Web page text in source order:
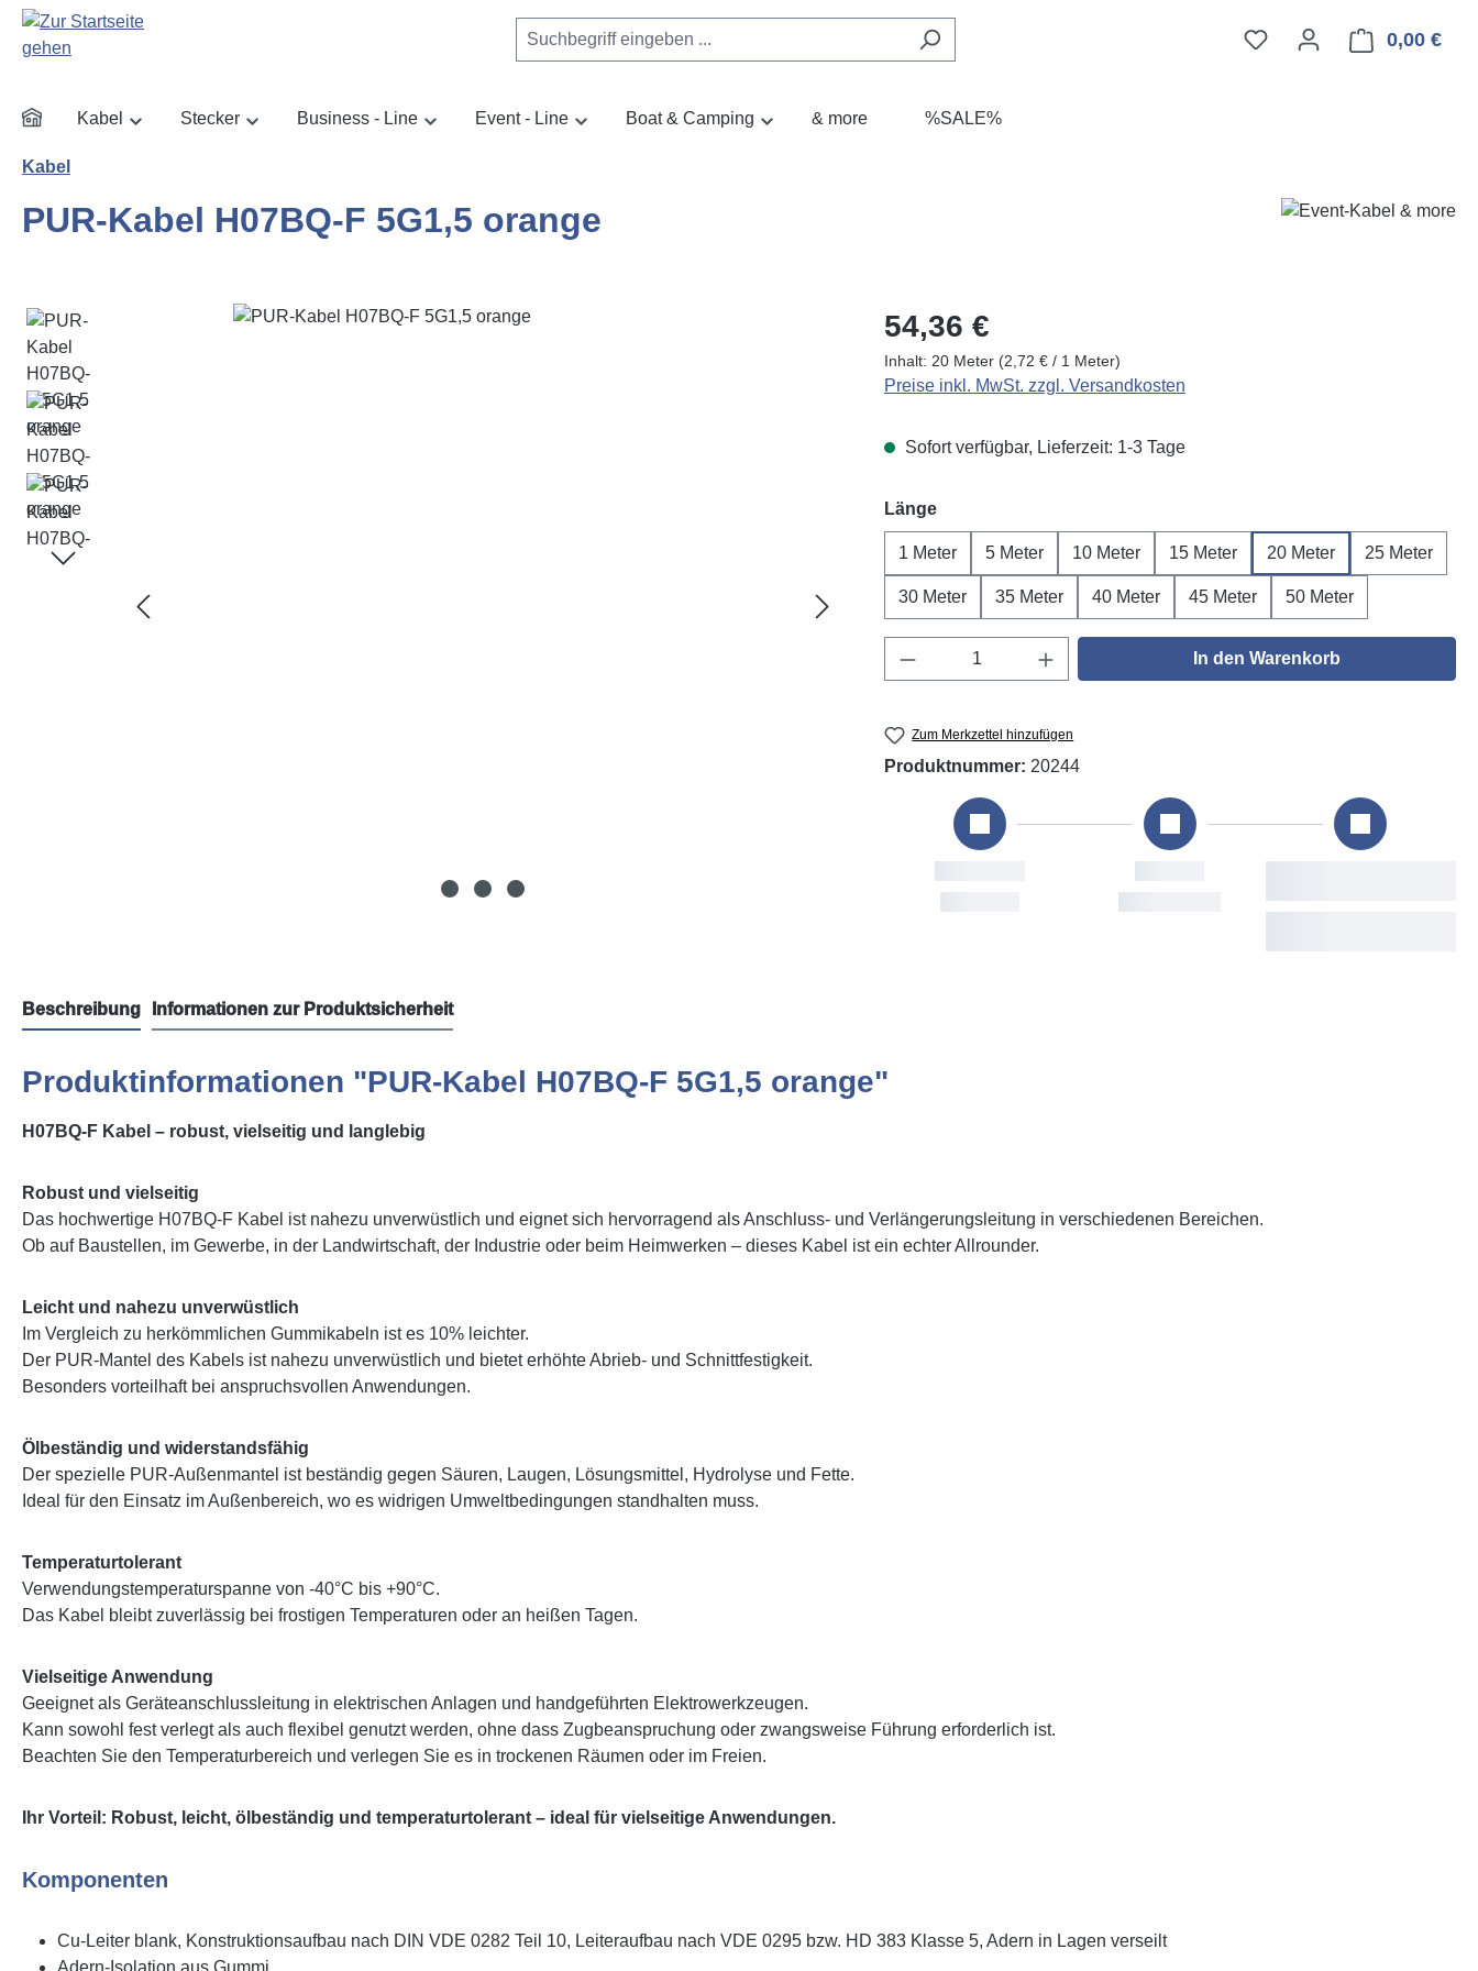
Hauptinhalt springen
Zur Suche springen
Zur Hauptnavigation springen
0,00 €
Kabel Stecker Business - Line Event - Line Boat & Camping & more %SALE%
Kabel
PUR-Kabel H07BQ-F 5G1,5 orange
Bildergalerie überspringen Regulärer Preis:
54,36 €
Inhalt: 20 Meter (2,72 € / 1 Meter)
Preise inkl. MwSt. zzgl. Versandkosten
Sofort verfügbar, Lieferzeit: 1-3 Tage
Längeauswählen
1 Meter 5 Meter 10 Meter 15 Meter 20 Meter 25 Meter
30 Meter 35 Meter 40 Meter 45 Meter 50 Meter
Produkt Anzahl: Gib den gewünschten Wert ein
In den Warenkorb
Zum Merkzettel hinzufügen
Produktnummer: 20244
Beschreibung Informationen zur Produktsicherheit
Produktinformationen "PUR-Kabel H07BQ-F 5G1,5 orange"
H07BQ-F Kabel – robust, vielseitig und langlebig
Robust und vielseitig
Das hochwertige H07BQ-F Kabel ist nahezu unverwüstlich und eignet sich hervorragend als Anschluss- und Verlängerungsleitung in verschiedenen Bereichen.
Ob auf Baustellen, im Gewerbe, in der Landwirtschaft, der Industrie oder beim Heimwerken – dieses Kabel ist ein echter Allrounder.
Leicht und nahezu unverwüstlich
Im Vergleich zu herkömmlichen Gummikabeln ist es 10% leichter.
Der PUR-Mantel des Kabels ist nahezu unverwüstlich und bietet erhöhte Abrieb- und Schnittfestigkeit.
Besonders vorteilhaft bei anspruchsvollen Anwendungen.
Ölbeständig und widerstandsfähig
Der spezielle PUR-Außenmantel ist beständig gegen Säuren, Laugen, Lösungsmittel, Hydrolyse und Fette.
Ideal für den Einsatz im Außenbereich, wo es widrigen Umweltbedingungen standhalten muss.
Temperaturtolerant
Verwendungstemperaturspanne von -40°C bis +90°C.
Das Kabel bleibt zuverlässig bei frostigen Temperaturen oder an heißen Tagen.
Vielseitige Anwendung
Geeignet als Geräteanschlussleitung in elektrischen Anlagen und handgeführten Elektrowerkzeugen.
Kann sowohl fest verlegt als auch flexibel genutzt werden, ohne dass Zugbeanspruchung oder zwangsweise Führung erforderlich ist.
Beachten Sie den Temperaturbereich und verlegen Sie es in trockenen Räumen oder im Freien.
Ihr Vorteil: Robust, leicht, ölbeständig und temperaturtolerant – ideal für vielseitige Anwendungen.
Komponenten
Cu-Leiter blank, Konstruktionsaufbau nach DIN VDE 0282 Teil 10, Leiteraufbau nach VDE 0295 bzw. HD 383 Klasse 5, Adern in Lagen verseilt